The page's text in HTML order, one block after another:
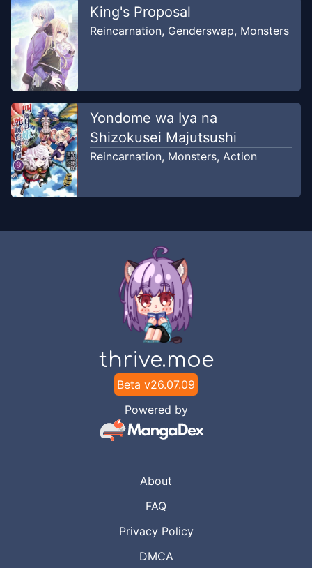
King's Proposal
Reincarnation, Genderswap, Monsters
Yondome wa Iya na
Shizokusei Majutsushi
Reincarnation, Monsters, Action
thrive.moe
Beta v26.07.09
Powered by
About
FAQ
Privacy Policy
DMCA